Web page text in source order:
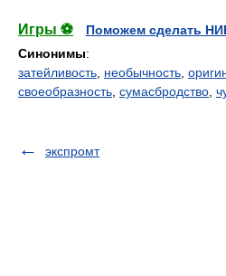
Игры ⚽
Поможем сделать
Синонимы:
затейливость необычность
своеобразность сумасбродство
экспромт